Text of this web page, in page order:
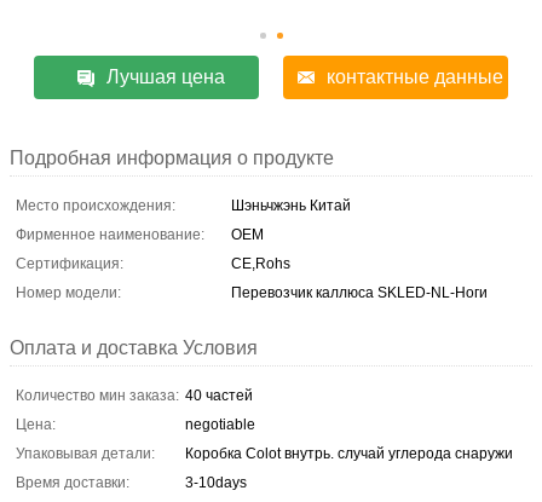
Лучшая цена контактные данные
Подробная информация о продукте
Место происхождения:
Шэньчжэнь Китай
Фирменное наименование:
OEM
Сертификация:
CE,Rohs
Номер модели:
Перевозчик каллюса SKLED-NL-Ноги
Оплата и доставка Условия
Количество мин заказа: 40 частей
Цена:
negotiable
Упаковывая детали:
Коробка Colot внутрь. случай углерода снаружи
Время доставки:
3-10days